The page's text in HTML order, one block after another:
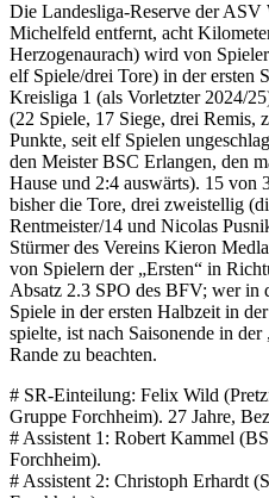
Die Landesliga-Reserve der
Michelfeld entfernt, acht
Herzogenaurach) wird von
elf Spiele/drei Tore) in der ersten
Kreisliga 1 (als Vorletzter 2024/
(22 Spiele, 17 Siege, drei Remis,
Punkte, seit elf Spielen
den Meister BSC Erlangen, den
Hause und 2:4 auswärts). 15 von
bisher die Tore, drei zweistellig
Rentmeister/14 und Nicolas
Stürmer des Vereins Kieron
von Spielern der „Ersten“ in
Absatz 2.3 SPO des BFV; wer in
Spiele in der ersten Halbzeit in
spielte, ist nach Saisonende in
Rande zu beachten.
# SR-Einteilung: Felix Wild
Gruppe Forchheim). 27 Jahre,
# Assistent 1: Robert Kammel
Forchheim).
# Assistent 2: Christoph Erhardt